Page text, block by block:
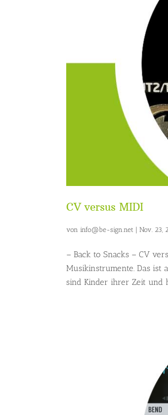
CV versus MIDI
von info@be-sign.net |Nov. 23,
– Back to Snacks – CV
Musikinstrumente. Das ist
sind Kinder ihrer Zeit und